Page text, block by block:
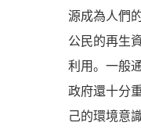
源成為人們
公民的再生
利用。一般
政府還十分
己的環境意